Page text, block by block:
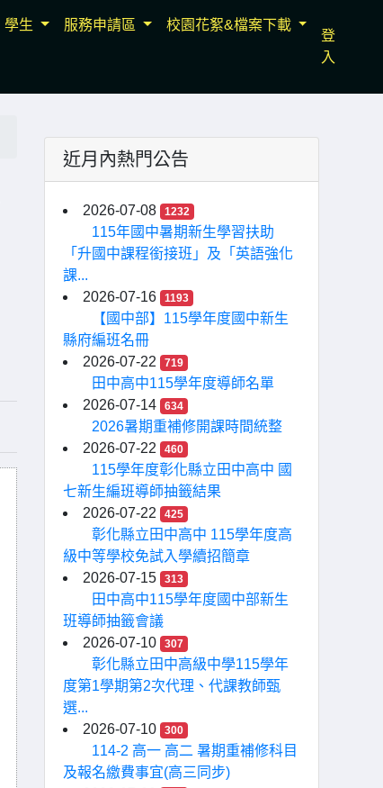
學生 服務申請區 校園花絮&檔案下載
登
入
近月內熱門公告
2026-07-08 1232
115年國中暑期新生學習扶助
「升國中課程銜接班」及「英語強化
課...
2026-07-16
1193
【國中部】115學年度國中新生
縣府編班名冊
2026-07-22
719
田中高中115學年度導師名單
2026-07-14
634
2026暑期重補修開課時間統整
2026-07-22
460
115學年度彰化縣立田中高中 國
七新生編班導師抽籤結果
2026-07-22
425
彰化縣立田中高中 115學年度高
級中等學校免試入學續招簡章
2026-07-15
313
田中高中115學年度國中部新生
班導師抽籤會議
2026-07-10
307
彰化縣立田中高級中學115學年
度第1學期第2次代理、代課教師甄
選...
2026-07-10
300
114-2 高一 高二 暑期重補修科目
及報名繳費事宜(高三同步)